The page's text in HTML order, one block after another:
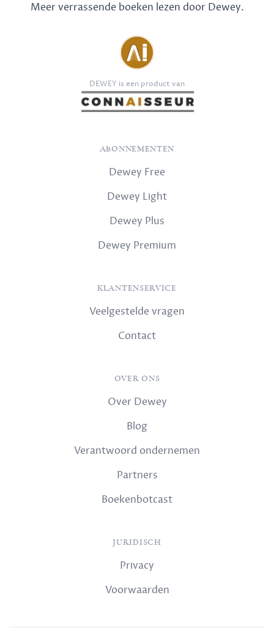
Meer verrassende boeken lezen door Dewey.
DEWEY is een product van
ABONNEMENTEN
Dewey Free
Dewey Light
Dewey Plus
Dewey Premium
KLANTENSERVICE
Veelgestelde vragen
Contact
OVER ONS
Over Dewey
Blog
Verantwoord ondernemen
Partners
Boekenbotcast
JURIDISCH
Privacy
Voorwaarden